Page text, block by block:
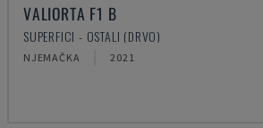
VALIORTA F1 B
SUPERFICI - OSTALI (DRVO)
NJEMAČKA 2021